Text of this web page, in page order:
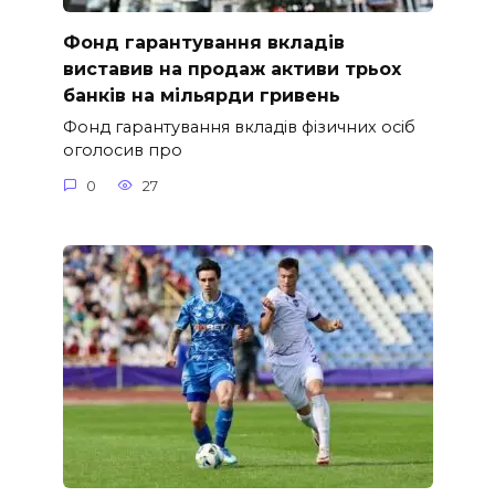
Фонд гарантування вкладів
виставив на продаж активи трьох
банків на мільярди гривень
Фонд гарантування вкладів фізичних осіб
оголосив про
0 27